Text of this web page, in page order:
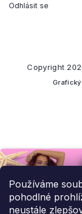
Používáme
pohodlné
neustále
Odhlásit se
Copyright
Budeme vám